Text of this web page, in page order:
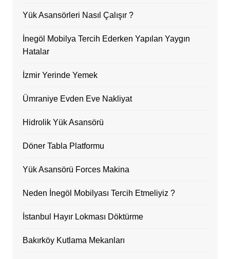
Yük Asansörleri Nasıl Çalışır ?
İnegöl Mobilya Tercih Ederken Yapılan Yaygın
Hatalar
İzmir Yerinde Yemek
Ümraniye Evden Eve Nakliyat
Hidrolik Yük Asansörü
Döner Tabla Platformu
Yük Asansörü Forces Makina
Neden İnegöl Mobilyası Tercih Etmeliyiz ?
İstanbul Hayır Lokması Döktürme
Bakırköy Kutlama Mekanları